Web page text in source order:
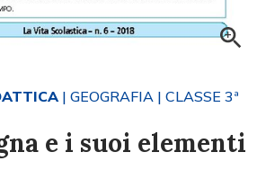
| GEOGRAFIA | CLASSE 3ª
e i suoi elementi